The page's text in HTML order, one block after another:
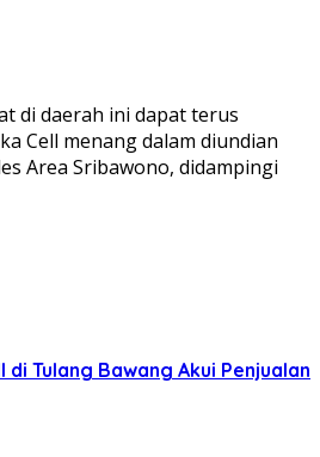
di daerah ini dapat terus
Cell menang dalam diundian
Area Sribawono, didampingi
Tulang Bawang Akui Penjualan